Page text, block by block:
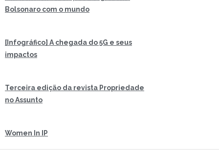
Bolsonaro com o mundo
[Infográfico] A chegada do 5G e seus
impactos
Terceira edição da revista Propriedade
no Assunto
Women In IP